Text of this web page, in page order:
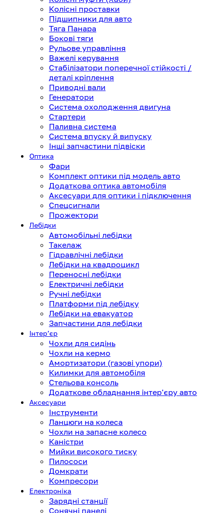
Колісні проставки
Підшипники для авто
Тяга Панара
Бокові тяги
Рульове управління
Важелі керування
Стабілізатори поперечної стійкості /
деталі кріплення
Приводні вали
Генератори
Система охолодження двигуна
Стартери
Паливна система
Система впуску й випуску
Інші запчастини підвіски
Оптика
Фари
Комплект оптики під модель авто
Додаткова оптика автомобіля
Аксесуари для оптики і підключення
Спецсигнали
Прожектори
Лебідки
Автомобільні лебідки
Такелаж
Гідравлічні лебідки
Лебідки на квадроцикл
Переносні лебідки
Електричні лебідки
Ручні лебідки
Платформи під лебідку
Лебідки на евакуатор
Запчастини для лебідки
Інтерʼєр
Чохли для сидінь
Чохли на кермо
Амортизатори (газові упори)
Килимки для автомобіля
Стельова консоль
Додаткове обладнання інтер'єру авто
Аксесуари
Інструменти
Ланцюги на колеса
Чохли на запасне колесо
Каністри
Мийки високого тиску
Пилососи
Домкрати
Компресори
Електроніка
Зарядні станції
Сонячні панелі